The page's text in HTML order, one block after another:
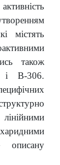
містять
також
і В-306.